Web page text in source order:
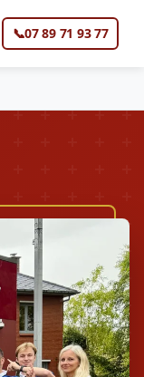
📞07 89 71 93 77